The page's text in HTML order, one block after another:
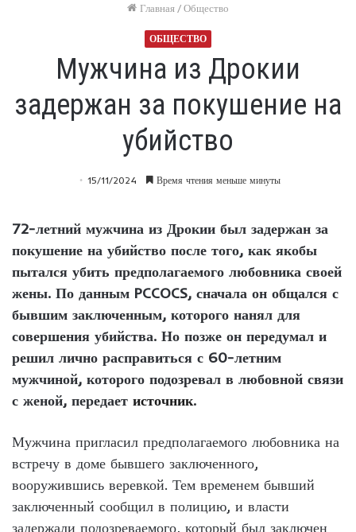
Главная /Общество
ОБЩЕСТВО
Мужчина из Дрокии
задержан за покушение на
убийство
15/11/2024 Время чтения меньше минуты
72-летний мужчина из Дрокии был задержан за
покушение на убийство после того, как якобы
пытался убить предполагаемого любовника своей
жены. По данным PCCOCS, сначала он общался с
бывшим заключенным, которого нанял для
совершения убийства. Но позже он передумал и
решил лично расправиться с 60-летним
мужчиной, которого подозревал в любовной связи
с женой, передает источник.
Мужчина пригласил предполагаемого любовника на
встречу в доме бывшего заключенного,
вооружившись веревкой. Тем временем бывший
заключенный сообщил в полицию, и власти
задержали подозреваемого, который был заключен